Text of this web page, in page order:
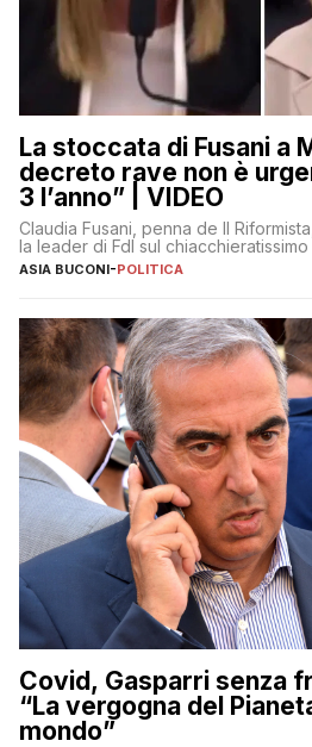
La stoccata di Fusani a
decreto rave non è
3 l’anno” | VIDEO
Claudia Fusani, penna de Il
la leader di FdI sul
ASIA BUCONI-POLITICA
Covid, Gasparri senza
“La vergogna del
mondo”